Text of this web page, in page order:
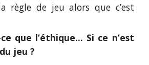
règle de jeu alors que c’est
que l’éthique... Si ce n’est
jeu ?